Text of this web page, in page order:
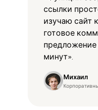
ссылки
изучаю сайт
готовое
предложение
минут».
Михаил